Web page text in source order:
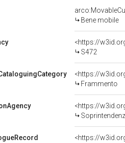
Bene mobile
<https://
S472
<https://
Frammento
<https://
Soprintendenza
<https://